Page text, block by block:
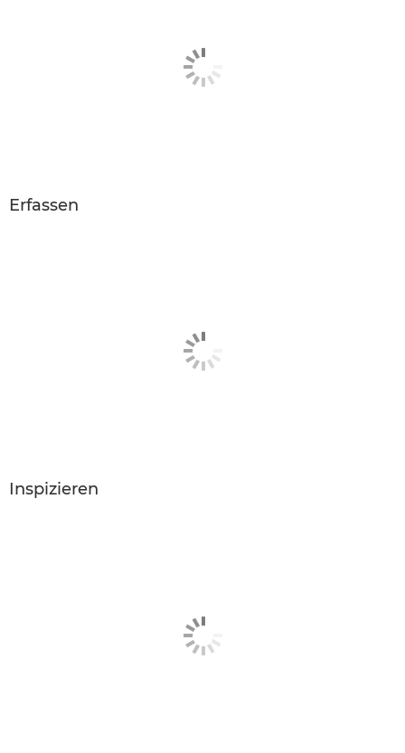
Erfassen
Inspizieren